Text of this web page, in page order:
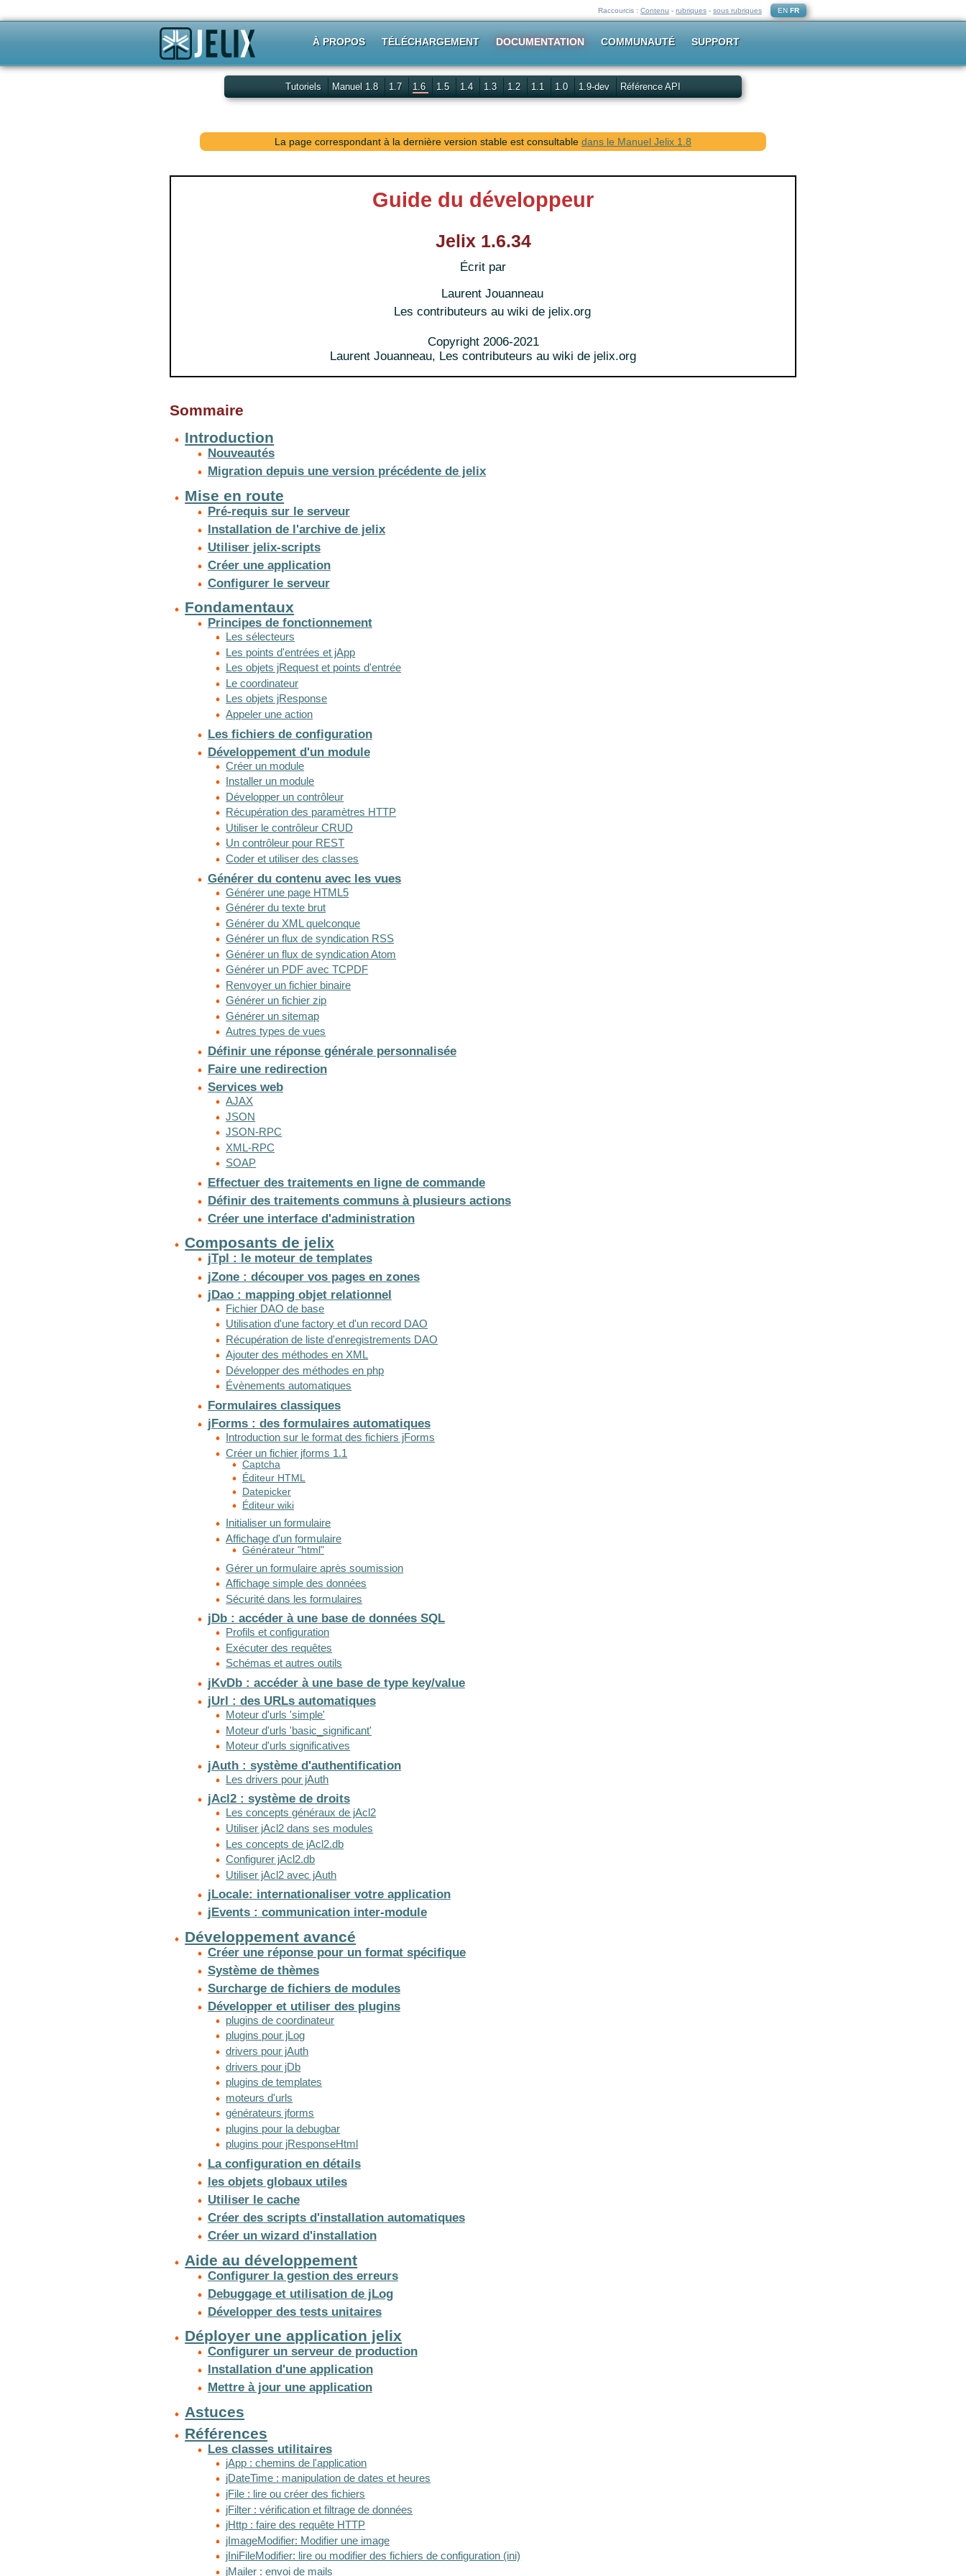
Raccourcis : Contenu - rubriques - sous rubriques EN FR
À PROPOS TÉLÉCHARGEMENT DOCUMENTATION COMMUNAUTÉ SUPPORT
Tutoriels Manuel 1.8 1.7 1.6 1.5 1.4 1.3 1.2 1.1 1.0 1.9-dev Référence API
La page correspondant à la dernière version stable est consultable dans le Manuel Jelix 1.8
Guide du développeur
Jelix 1.6.34
Écrit par
Laurent Jouanneau
Les contributeurs au wiki de jelix.org
Copyright 2006-2021
Laurent Jouanneau, Les contributeurs au wiki de jelix.org
Sommaire
Introduction
Nouveautés
Migration depuis une version précédente de jelix
Mise en route
Pré-requis sur le serveur
Installation de l'archive de jelix
Utiliser jelix-scripts
Créer une application
Configurer le serveur
Fondamentaux
Principes de fonctionnement
Les sélecteurs
Les points d'entrées et jApp
Les objets jRequest et points d'entrée
Le coordinateur
Les objets jResponse
Appeler une action
Les fichiers de configuration
Développement d'un module
Créer un module
Installer un module
Développer un contrôleur
Récupération des paramètres HTTP
Utiliser le contrôleur CRUD
Un contrôleur pour REST
Coder et utiliser des classes
Générer du contenu avec les vues
Générer une page HTML5
Générer du texte brut
Générer du XML quelconque
Générer un flux de syndication RSS
Générer un flux de syndication Atom
Générer un PDF avec TCPDF
Renvoyer un fichier binaire
Générer un fichier zip
Générer un sitemap
Autres types de vues
Définir une réponse générale personnalisée
Faire une redirection
Services web
AJAX
JSON
JSON-RPC
XML-RPC
SOAP
Effectuer des traitements en ligne de commande
Définir des traitements communs à plusieurs actions
Créer une interface d'administration
Composants de jelix
jTpl : le moteur de templates
jZone : découper vos pages en zones
jDao : mapping objet relationnel
Fichier DAO de base
Utilisation d'une factory et d'un record DAO
Récupération de liste d'enregistrements DAO
Ajouter des méthodes en XML
Développer des méthodes en php
Évènements automatiques
Formulaires classiques
jForms : des formulaires automatiques
Introduction sur le format des fichiers jForms
Créer un fichier jforms 1.1
Captcha
Éditeur HTML
Datepicker
Éditeur wiki
Initialiser un formulaire
Affichage d'un formulaire
Générateur "html"
Gérer un formulaire après soumission
Affichage simple des données
Sécurité dans les formulaires
jDb : accéder à une base de données SQL
Profils et configuration
Exécuter des requêtes
Schémas et autres outils
jKvDb : accéder à une base de type key/value
jUrl : des URLs automatiques
Moteur d'urls 'simple'
Moteur d'urls 'basic_significant'
Moteur d'urls significatives
jAuth : système d'authentification
Les drivers pour jAuth
jAcl2 : système de droits
Les concepts généraux de jAcl2
Utiliser jAcl2 dans ses modules
Les concepts de jAcl2.db
Configurer jAcl2.db
Utiliser jAcl2 avec jAuth
jLocale: internationaliser votre application
jEvents : communication inter-module
Développement avancé
Créer une réponse pour un format spécifique
Système de thèmes
Surcharge de fichiers de modules
Développer et utiliser des plugins
plugins de coordinateur
plugins pour jLog
drivers pour jAuth
drivers pour jDb
plugins de templates
moteurs d'urls
générateurs jforms
plugins pour la debugbar
plugins pour jResponseHtml
La configuration en détails
les objets globaux utiles
Utiliser le cache
Créer des scripts d'installation automatiques
Créer un wizard d'installation
Aide au développement
Configurer la gestion des erreurs
Debuggage et utilisation de jLog
Développer des tests unitaires
Déployer une application jelix
Configurer un serveur de production
Installation d'une application
Mettre à jour une application
Astuces
Références
Les classes utilitaires
jApp : chemins de l'application
jDateTime : manipulation de dates et heures
jFile : lire ou créer des fichiers
jFilter : vérification et filtrage de données
jHttp : faire des requête HTTP
jImageModifier: Modifier une image
jIniFileModifier: lire ou modifier des fichiers de configuration (ini)
jMailer : envoi de mails